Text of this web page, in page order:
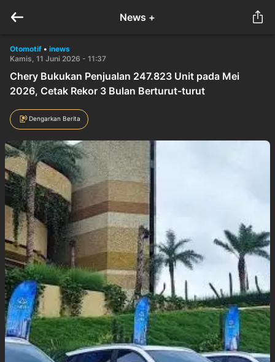
News +
Otomotif • inews
Kamis, 11 Juni 2026 - 11:37
Chery Bukukan Penjualan 247.823 Unit pada Mei
2026, Cetak Rekor 3 Bulan Berturut-turut
Dengarkan Berita